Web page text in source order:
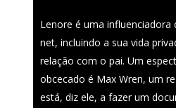
Lenore é uma influenciadora
net, incluindo a sua vida
relação com o pai. Um
obcecado é Max Wren, um
está, diz ele, a fazer um